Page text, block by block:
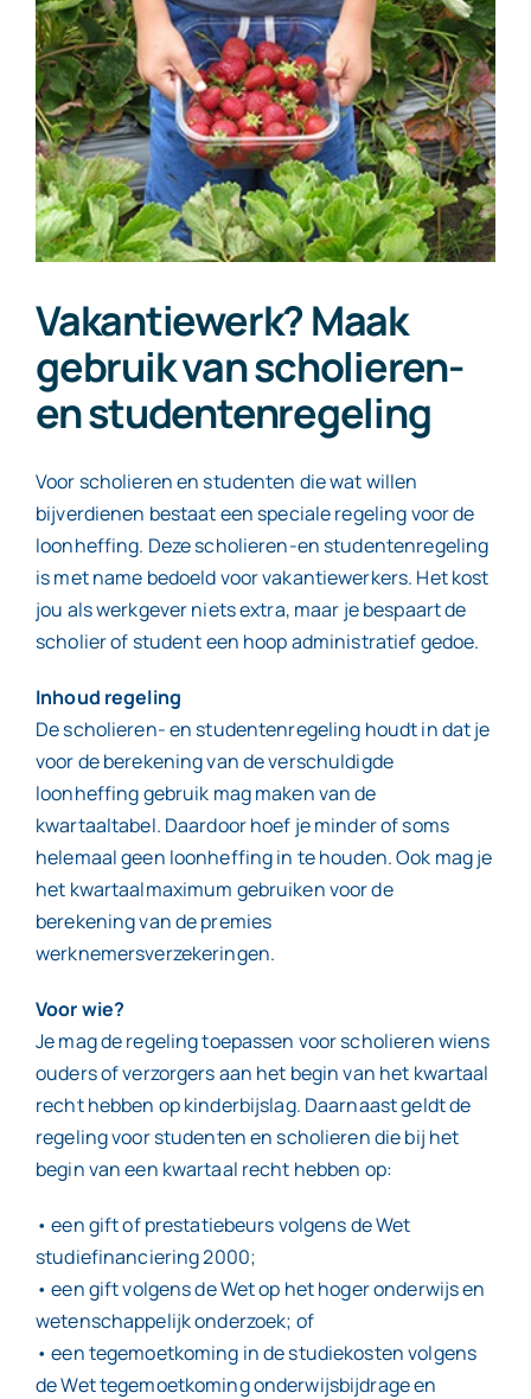
Contact
Vakantiewerk? Maak
gebruik van scholieren-
en studentenregeling
Voor scholieren en studenten die wat willen
bijverdienen bestaat een speciale regeling voor de
loonheffing. Deze scholieren-en studentenregeling
is met name bedoeld voor vakantiewerkers. Het kost
jou als werkgever niets extra, maar je bespaart de
scholier of student een hoop administratief gedoe.
Inhoud regeling
De scholieren- en studentenregeling houdt in dat je
voor de berekening van de verschuldigde
loonheffing gebruik mag maken van de
kwartaaltabel. Daardoor hoef je minder of soms
helemaal geen loonheffing in te houden. Ook mag je
het kwartaalmaximum gebruiken voor de
berekening van de premies
werknemersverzekeringen.
Voor wie?
Je mag de regeling toepassen voor scholieren wiens
ouders of verzorgers aan het begin van het kwartaal
recht hebben op kinderbijslag. Daarnaast geldt de
regeling voor studenten en scholieren die bij het
begin van een kwartaal recht hebben op:
• een gift of prestatiebeurs volgens de Wet
studiefinanciering 2000;
• een gift volgens de Wet op het hoger onderwijs en
wetenschappelijk onderzoek; of
• een tegemoetkoming in de studiekosten volgens
de Wet tegemoetkoming onderwijsbijdrage en